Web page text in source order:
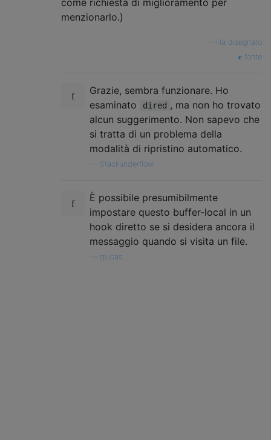
menzionarlo.)
Ha disegnato
fonte
Grazie, sembra funzionare. Ho
esaminato
dired , ma non ho trovato
alcun suggerimento. Non sapevo che
si tratta di un problema della
modalità di ripristino automatico.
Stackunderflow
È possibile presumibilmente
impostare questo buffer-local in un
hook diretto se si desidera ancora il
messaggio quando si visita un file.
glucas,